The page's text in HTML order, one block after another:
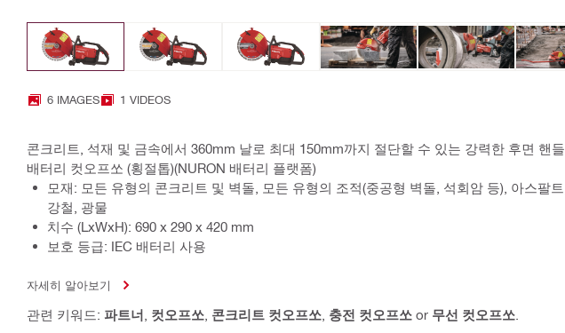
6 IMAGES 1 VIDEOS
콘크리트, 석재 및 금속에서 360mm 날로 최대 150mm까지 절단할 수 있는 강력한 후면 핸들
배터리 컷오프쏘 (횡절톱)(NURON 배터리 플랫폼)
모재: 모든 유형의 콘크리트 및 벽돌, 모든 유형의 조적(중공형 벽돌, 석회암 등), 아스팔트,
강철, 광물
치수 (LxWxH): 690 x 290 x 420 mm
보호 등급: IEC 배터리 사용
자세히 알아보기
관련 키워드: 파트너 컷오프쏘 콘크리트 컷오프쏘 충전 컷오프쏘 or 무선 컷오프쏘